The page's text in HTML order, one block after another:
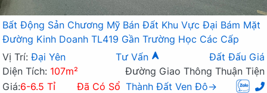
Bất Động Sản Chương Mỹ Bán Đất Khu Vực Đại Bám Mặt
Đường Kinh Doanh TL419 Gần Trường Học Các Cấp
Vị Trí: Đại Yên Tư Vấn
Đất Đấu Giá
Diện Tích: 107m²
Đường Giao Thông Thuận Tiện
Giá:6-6.5 Tỉ Đã Có Sổ Thành Đất Ven Đô→